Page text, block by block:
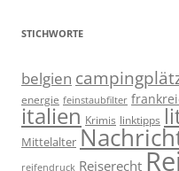
STICHWORTE
belgien
energie feinstaubfilter
italien Krimis linktipps
Mittelalter
reifendruck Reiserecht